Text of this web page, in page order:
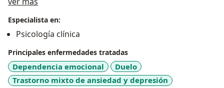
Especialista en:
Psicología clínica
Principales enfermedades tratadas
Dependencia emocional
Duelo
Trastorno mixto de ansiedad y depresión